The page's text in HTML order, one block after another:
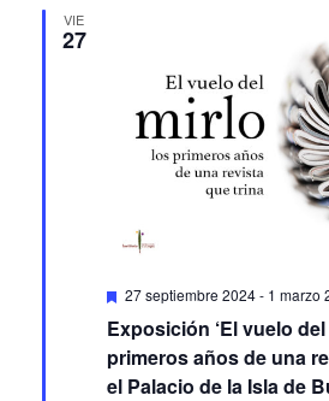
VIE
27
Featured
27 septiembre 2024- 1 marzo
Exposición ‘El vuelo
primeros años de una
el Palacio de la Isla de